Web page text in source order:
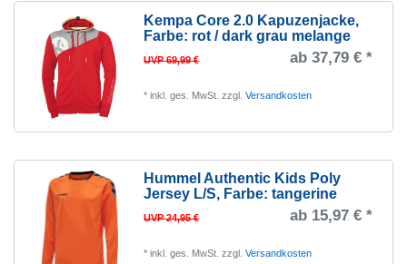
Kempa Core 2.0 Kapuzenjacke,
Farbe: rot / dark grau melange
UVP 69,99 € ab 37,79 € *
*inkl. ges. MwSt. zzgl.Versandkosten
Hummel Authentic Kids Poly
Jersey L/S, Farbe: tangerine
UVP 24,95 € ab 15,97 € *
*inkl. ges. MwSt. zzgl.Versandkosten